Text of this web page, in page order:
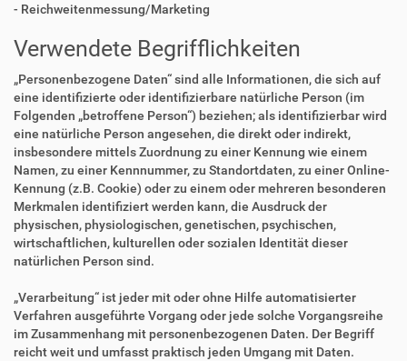
- Reichweitenmessung/Marketing
Verwendete Begrifflichkeiten
„Personenbezogene Daten“ sind alle Informationen, die sich auf
eine identifizierte oder identifizierbare natürliche Person (im
Folgenden „betroffene Person“) beziehen; als identifizierbar wird
eine natürliche Person angesehen, die direkt oder indirekt,
insbesondere mittels Zuordnung zu einer Kennung wie einem
Namen, zu einer Kennnummer, zu Standortdaten, zu einer Online-
Kennung (z.B. Cookie) oder zu einem oder mehreren besonderen
Merkmalen identifiziert werden kann, die Ausdruck der
physischen, physiologischen, genetischen, psychischen,
wirtschaftlichen, kulturellen oder sozialen Identität dieser
natürlichen Person sind.
„Verarbeitung“ ist jeder mit oder ohne Hilfe automatisierter
Verfahren ausgeführte Vorgang oder jede solche Vorgangsreihe
im Zusammenhang mit personenbezogenen Daten. Der Begriff
reicht weit und umfasst praktisch jeden Umgang mit Daten.